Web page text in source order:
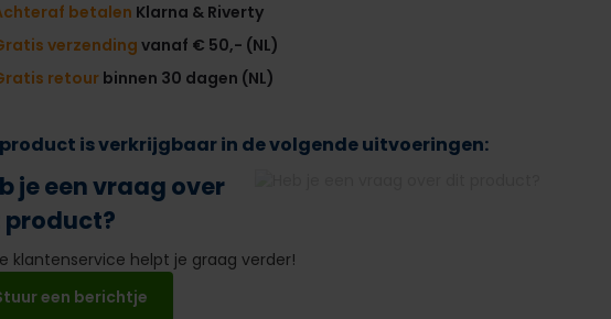
betalen Klarna & Riverty
verzending vanaf € 50,- (NL)
retour binnen 30 dagen (NL)
is verkrijgbaar in de volgende uitvoeringen:
je een vraag over
product?
klantenservice helpt je graag verder!
een berichtje